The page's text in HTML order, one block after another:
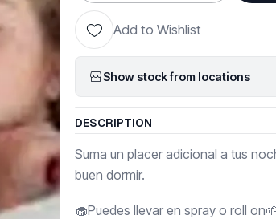
Add to Wishlist
Show stock from locations
DESCRIPTION
Suma un placer adicional a tus
buen dormir.
🧁Puedes llevar en spray o roll on🌱